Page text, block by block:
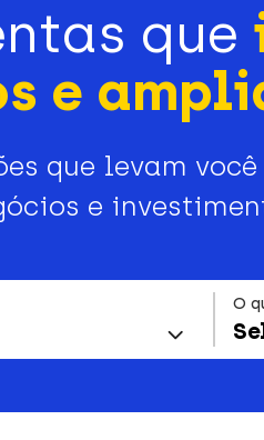
que
e
que levam
e
O